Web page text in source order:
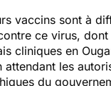
vaccins sont à
ce virus,
cliniques en
attendant les
du